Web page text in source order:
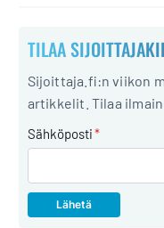
TILAA
Sijoittaja.fi:n viikon
artikkelit. Tilaa
Sähköposti*